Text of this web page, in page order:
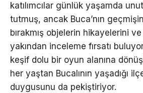
katılımcılar günlük yaşamda
tutmuş, ancak Buca’nın
bırakmış objelerin hikayelerini
yakından inceleme fırsatı
keşif dolu bir oyun alanına
her yaştan Bucalının yaşadığı
duygusunu da pekiştiriyor.